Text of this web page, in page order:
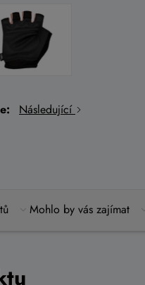
Následující
Mohlo by vás zajímat